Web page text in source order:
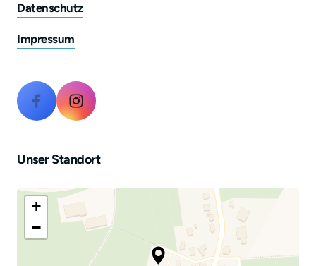
Datenschutz
Impressum
Unser Standort
+
−